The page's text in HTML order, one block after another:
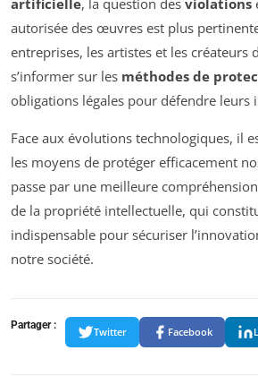
autorisée des œuvres est plus
entreprises, les artistes et les créateurs
s’informer sur les méthodes de
obligations légales pour défendre leurs
Face aux évolutions technologiques, il
les moyens de protéger efficacement
passe par une meilleure
de la propriété intellectuelle, qui
indispensable pour sécuriser
notre société.
Partager :
Twitter Facebook